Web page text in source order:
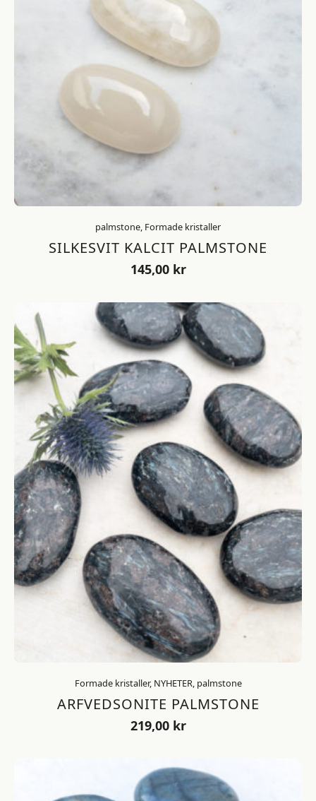
palmstone, Formade kristaller
SILKESVIT KALCIT PALMSTONE
145,00 kr
Formade kristaller, NYHETER, palmstone
ARFVEDSONITE PALMSTONE
219,00 kr